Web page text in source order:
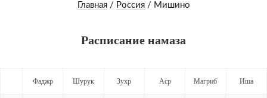
Главная/ Россия/ Мишино
Расписание намаза
Фаджр Шурук Зухр Аср Магриб Иша